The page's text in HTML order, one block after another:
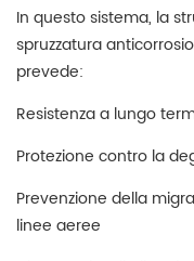
In questo sistema, la
spruzzatura
prevede:
Resistenza a lungo
Protezione contro la
Prevenzione della
linee aeree